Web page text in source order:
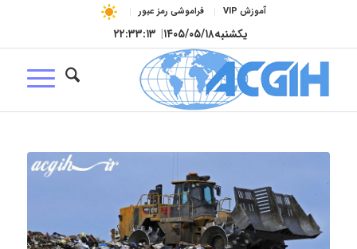
آموزش VIP فراموشی رمز عبور
یکشنبه۱۴۰۵/۰۵/۱۸| ۲۲:۳۳:۱۴